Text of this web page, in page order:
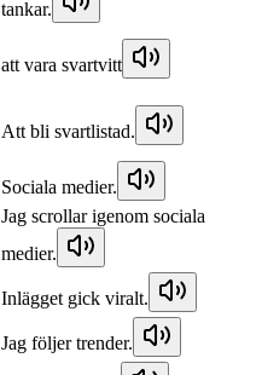
tankar.
att vara svartvitt
Att bli svartlistad.
Sociala medier.
Jag scrollar igenom sociala
medier.
Inlägget gick viralt.
Jag följer trender.